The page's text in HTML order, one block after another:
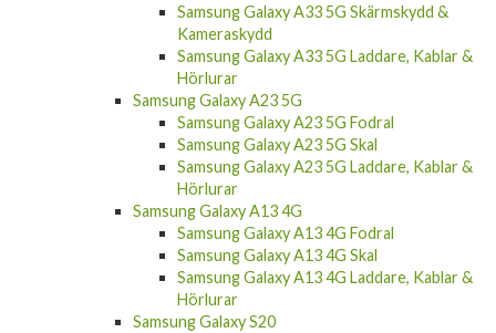
Samsung Galaxy A33 5G Skärmskydd &
Kameraskydd
Samsung Galaxy A33 5G Laddare, Kablar &
Hörlurar
Samsung Galaxy A23 5G
Samsung Galaxy A23 5G Fodral
Samsung Galaxy A23 5G Skal
Samsung Galaxy A23 5G Laddare, Kablar &
Hörlurar
Samsung Galaxy A13 4G
Samsung Galaxy A13 4G Fodral
Samsung Galaxy A13 4G Skal
Samsung Galaxy A13 4G Laddare, Kablar &
Hörlurar
Samsung Galaxy S20